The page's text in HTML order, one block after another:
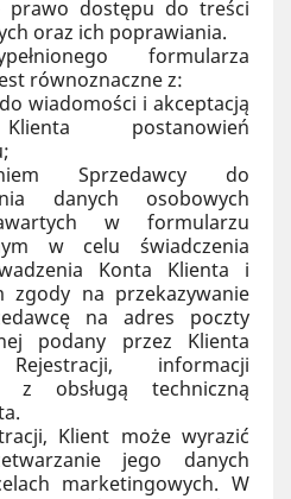
prawo dostępu do treści
oraz ich poprawiania.
formularza
równoznaczne z:
wiadomości i akceptacją
postanowień
Sprzedawcy do
danych osobowych
w formularzu
w celu świadczenia
Konta Klienta i
zgody na przekazywanie
na adres poczty
podany przez Klienta
informacji
z obsługą techniczną
Klient może wyrazić
jego danych
marketingowych. W